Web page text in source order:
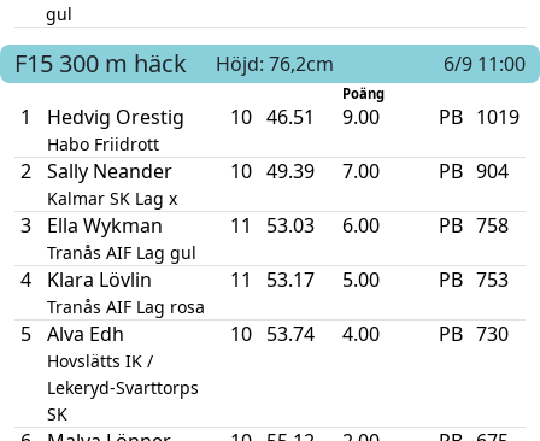
gul
F15 300 m häck Höjd: 76,2cm 6/9 11:00
Poäng
1 Hedvig Orestig
Habo Friidrott
10 46.51 9.00 PB 1019
2 Sally Neander
Kalmar SK Lag x
10 49.39 7.00 PB 904
3 Ella Wykman
Tranås AIF Lag gul
11 53.03 6.00 PB 758
4 Klara Lövlin
Tranås AIF Lag rosa
11 53.17 5.00 PB 753
5 Alva Edh
Hovslätts IK /
Lekeryd-Svarttorps
SK
10 53.74 4.00 PB 730